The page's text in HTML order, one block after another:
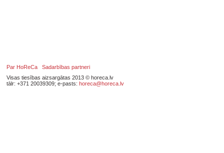
Par HoReCa
Sadarbības partneri
Visas tiesības aizsargātas 2013 © horeca.lv
tālr: +371 20039309; e-pasts: horeca@horeca.lv